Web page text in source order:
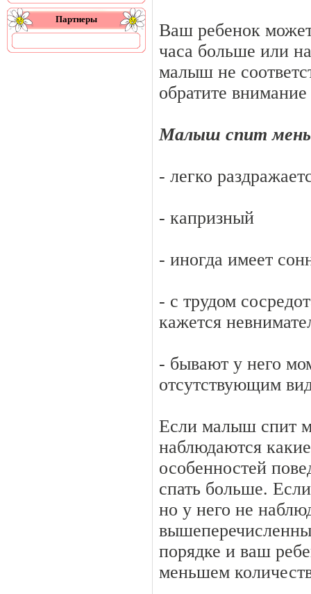
Партнеры
Ваш ребенок
часа больше или
малыш не
обратите
Малыш спит
- легко
- капризный
- иногда имеет
- с трудом
кажется
- бывают у него
отсутствующим
Если малыш спит
наблюдаются
особенностей
спать больше.
но у него не
порядке и ваш
меньшем